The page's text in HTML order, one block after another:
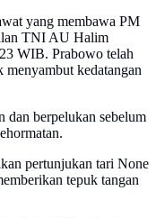
yang membawa PM
TNI AU Halim
WIB. Prabowo telah
kedatangan
dan berpelukan sebelum
pertunjukan tari None
tepuk tangan